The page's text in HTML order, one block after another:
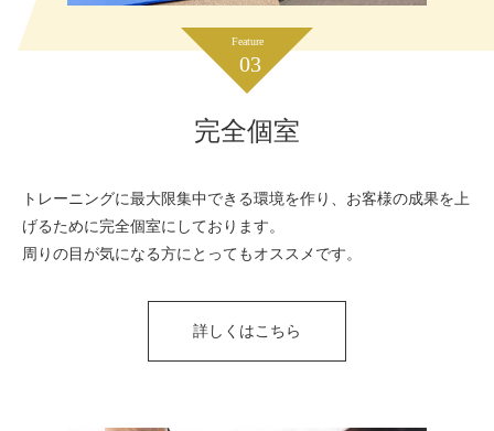
Feature
03
完全個室
トレーニングに最大限集中できる環境を作り、お客様の成果を上
げるために完全個室にしております。
周りの目が気になる方にとってもオススメです。
詳しくはこちら